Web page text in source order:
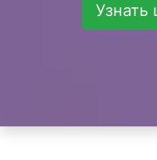
Узнать